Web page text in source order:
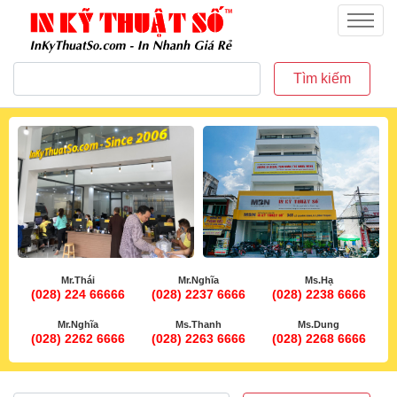
inkythuatso.com
Menu
Tìm kiếm
Mr.Thái
(028) 224 66666
Mr.Nghĩa
(028) 2237 6666
Ms.Hạ
(028) 2238 6666
Mr.Nghĩa
(028) 2262 6666
Ms.Thanh
(028) 2263 6666
Ms.Dung
(028) 2268 6666